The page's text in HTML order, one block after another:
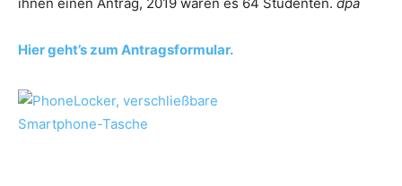
Hier geht’s zum Antragsformular.